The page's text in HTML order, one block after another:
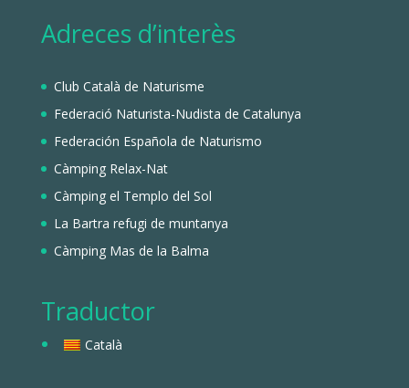
Adreces d’interès
Club Català de Naturisme
Federació Naturista-Nudista de Catalunya
Federación Española de Naturismo
Càmping Relax-Nat
Càmping el Templo del Sol
La Bartra refugi de muntanya
Càmping Mas de la Balma
Traductor
Català